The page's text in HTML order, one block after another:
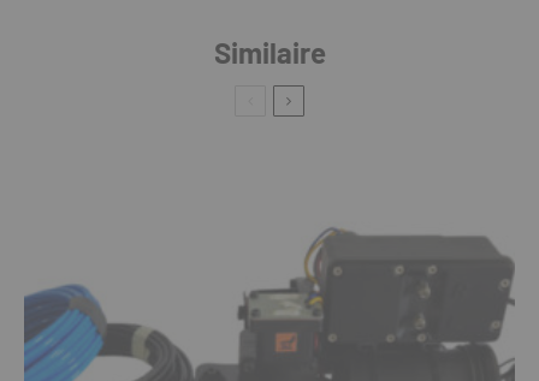
Similaire